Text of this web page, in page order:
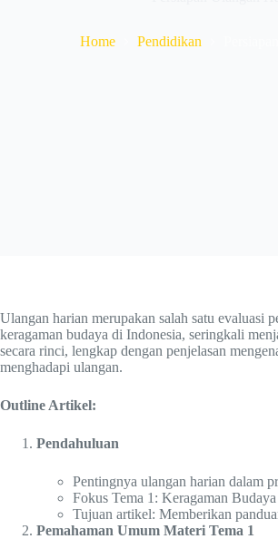
Home Pendidikan
Ulangan harian merupakan salah satu evaluasi
keragaman budaya di Indonesia, seringkali
secara rinci, lengkap dengan penjelasan
menghadapi ulangan.
Outline Artikel:
Pendahuluan
Pentingnya ulangan harian dalam
Fokus Tema 1: Keragaman
Tujuan artikel: Memberikan
Pemahaman Umum Materi Tema 1